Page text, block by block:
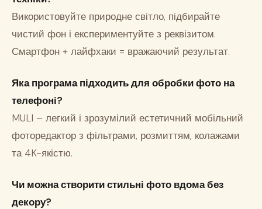
Використовуйте природне світло, підбирайте
чистий фон і експериментуйте з реквізитом.
Смартфон + лайфхаки = вражаючий результат.
Яка програма підходить для обробки фото на
телефоні?
MULI – легкий і зрозумілий естетичний мобільний
фоторедактор з фільтрами, розмиттям, колажами
та 4K-якістю.
Чи можна створити стильні фото вдома без
декору?